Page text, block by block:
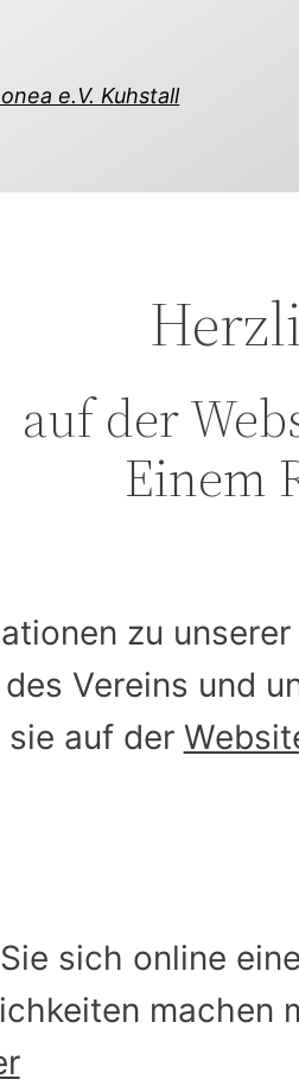
e.V. Kuhstall
auf der
Einem
zu
Vereins und
auf der
sich online
machen